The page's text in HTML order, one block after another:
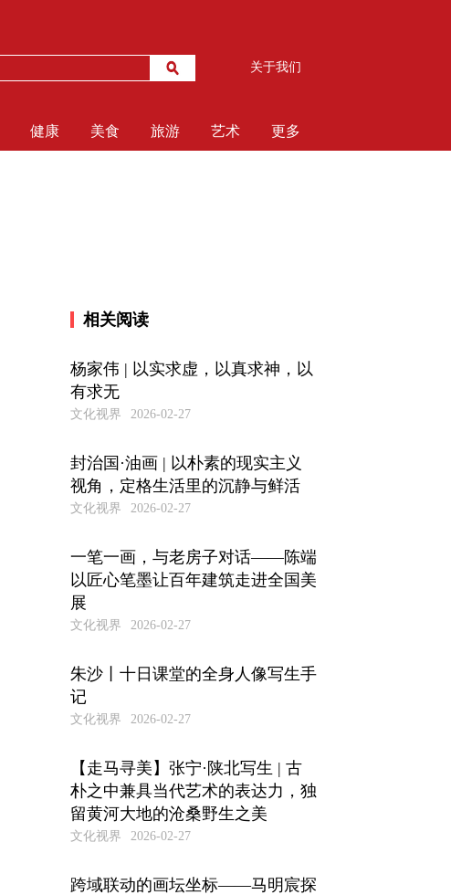
关于我们
健康 美食 旅游 艺术 更多
相关阅读
杨家伟 | 以实求虚，以真求神，以
有求无
文化视界 2026-02-27
封治国·油画 | 以朴素的现实主义
视角，定格生活里的沉静与鲜活
文化视界 2026-02-27
一笔一画，与老房子对话——陈端
以匠心笔墨让百年建筑走进全国美
展
文化视界 2026-02-27
朱沙丨十日课堂的全身人像写生手
记
文化视界 2026-02-27
【走马寻美】张宁·陕北写生 | 古
朴之中兼具当代艺术的表达力，独
留黄河大地的沧桑野生之美
文化视界 2026-02-27
跨域联动的画坛坐标——马明宸探